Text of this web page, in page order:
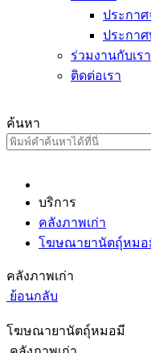
ประกา
ประกาศ
ร่วมงานกับเรา
ติดต่อเรา
ค้นหา
บริการ
คลังภาพเก่า
โฆษณายานัตถุ์หมอ
คลังภาพเก่า
ย้อนกลับ
โฆษณายานัตถุ์หมอมี